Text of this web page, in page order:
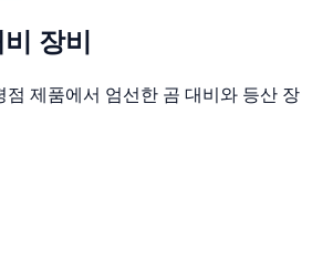
장비
제품에서 엄선한 곰 대비와 등산 장